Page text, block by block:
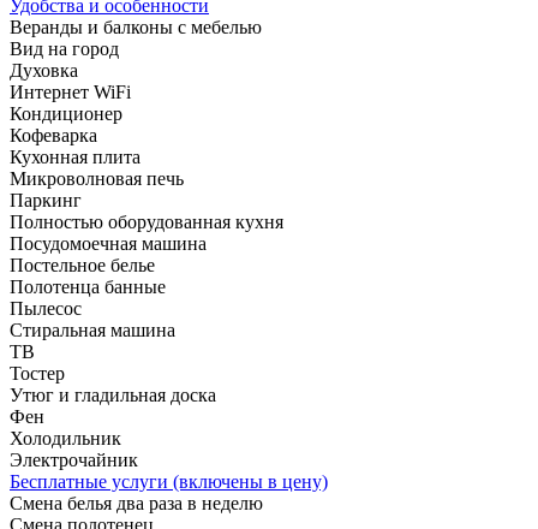
Удобства и особенности
Веранды и балконы с мебелью
Вид на город
Духовка
Интернет WiFi
Кондиционер
Кофеварка
Кухонная плита
Микроволновая печь
Паркинг
Полностью оборудованная кухня
Посудомоечная машина
Постельное белье
Полотенца банные
Пылесос
Стиральная машина
ТВ
Тостер
Утюг и гладильная доска
Фен
Холодильник
Электрочайник
Бесплатные услуги (включены в цену)
Смена белья два раза в неделю
Смена полотенец